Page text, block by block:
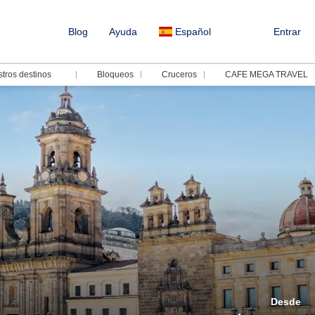
Blog Ayuda Español Entrar
destinos Bloqueos Cruceros CAFE MEGA TRAVEL
Desde